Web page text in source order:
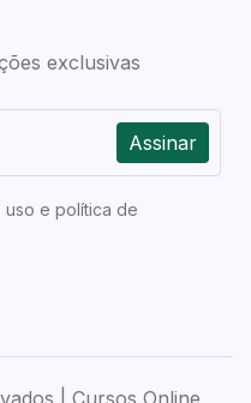
exclusivas
Assinar
uso e política de
| Cursos Online